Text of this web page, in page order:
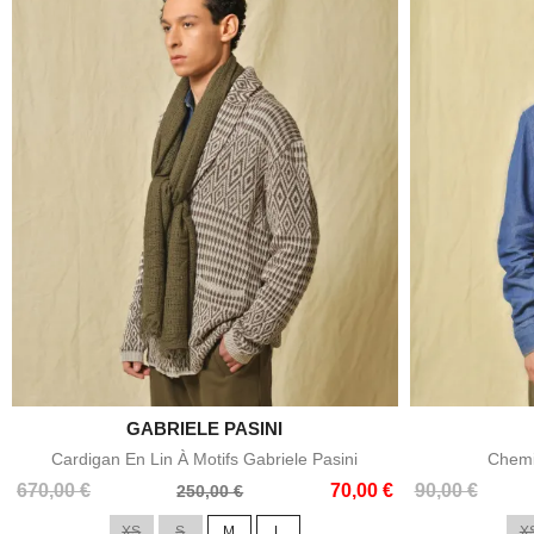
Aperçu rapide
GABRIELE PASINI
Cardigan En Lin À Motifs Gabriele Pasini
670,00 €
Prix
250,00 € 70,00 €
Prix 90,00 €
Prix
Prix